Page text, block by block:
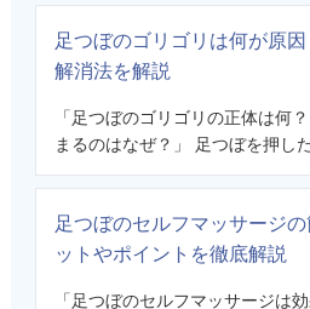
足つぼのゴリゴリは何が原
解消法を解説
「足つぼのゴリゴリの正体は何
まるのはなぜ？」 足つぼを押し
足つぼのセルフマッサージ
ットやポイントを徹底解説
「足つぼのセルフマッサージは